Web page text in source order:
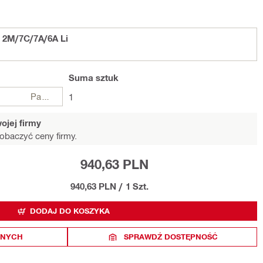
7C/7A/6A Li
Suma sztuk
1
firmy
ceny firmy.
940,63 PLN
940,63 PLN / 1 Szt.
DODAJ DO KOSZYKA
SPRAWDŹ DOSTĘPNOŚĆ